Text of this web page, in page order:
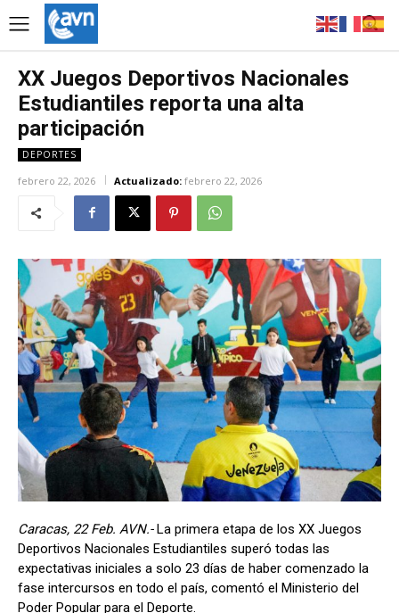
XX Juegos Deportivos Nacionales
Estudiantiles reporta una alta
participación
DEPORTES
febrero 22, 2026 Actualizado: febrero 22, 2026
Caracas, 22 Feb. AVN.-La primera etapa de los XX Juegos
Deportivos Nacionales Estudiantiles superó todas las
expectativas iniciales a solo 23 días de haber comenzado la
fase intercursos en todo el país, comentó el Ministerio del
Poder Popular para el Deporte.